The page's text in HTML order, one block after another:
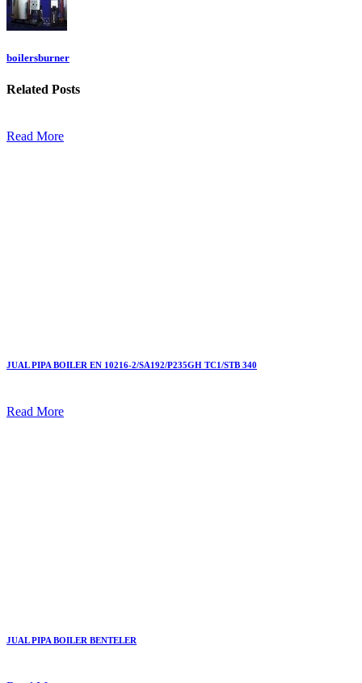
boilersburner
Related Posts
Read More
JUAL PIPA BOILER EN 10216-2/SA192/P235GH TC1/STB 340
Read More
JUAL PIPA BOILER BENTELER